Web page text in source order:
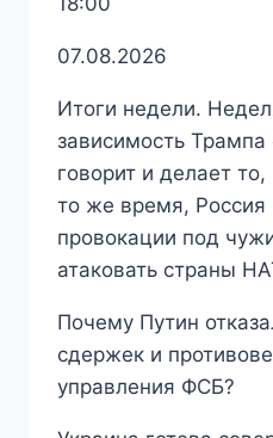
07.08.2026
Итоги недели.
зависимость
говорит и делает
то же время,
провокации под
атаковать страны
Почему Путин
сдержек и
управления ФСБ?